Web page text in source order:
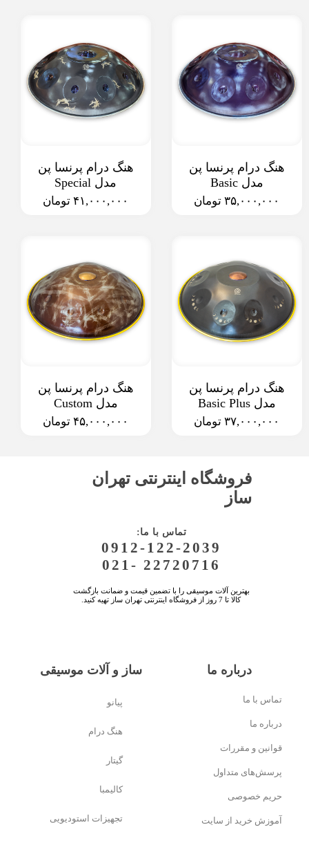
هنگ درام پرنسا پن
مدل Basic
۳۵,۰۰۰,۰۰۰ تومان
هنگ درام پرنسا پن
مدل Special
۴۱,۰۰۰,۰۰۰ تومان
هنگ درام پرنسا پن
مدل Basic Plus
۳۷,۰۰۰,۰۰۰ تومان
هنگ درام پرنسا پن
مدل Custom
۴۵,۰۰۰,۰۰۰ تومان
فروشگاه اینترنتی تهران
ساز
:تماس با ما
0912-122-2039
021- 22720716
بهترین آلات موسیقی را با تضمین قیمت و ضمانت بازگشت
کالا تا 7 روز از فروشگاه اینترنتی تهران ساز تهیه کنید.
تماس با ما
درباره ما
قوانین و مقررات
پرسش‌های متداول
حریم خصوصی
آموزش خرید از سایت
درباره ما ساز و آلات موسیقی
پیانو
هنگ درام
گیتار
کالیمبا
تجهیزات استودیویی